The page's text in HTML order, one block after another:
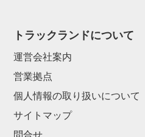
トラックランドについて
運営会社案内
営業拠点
個人情報の取り扱いについて
サイトマップ
問合せ